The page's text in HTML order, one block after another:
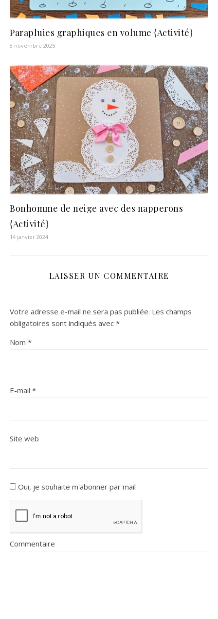
Parapluies graphiques en volume {Activité}
8 novembre 2025
Bonhomme de neige avec des napperons
{Activité}
14 janvier 2024
LAISSER UN COMMENTAIRE
Votre adresse e-mail ne sera pas publiée. Les champs
obligatoires sont indiqués avec *
Nom *
E-mail *
Site web
Oui, je souhaite m'abonner par mail
Commentaire